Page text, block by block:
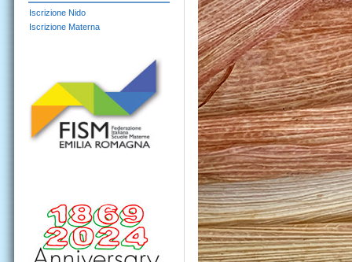
Iscrizione Nido
Iscrizione Materna